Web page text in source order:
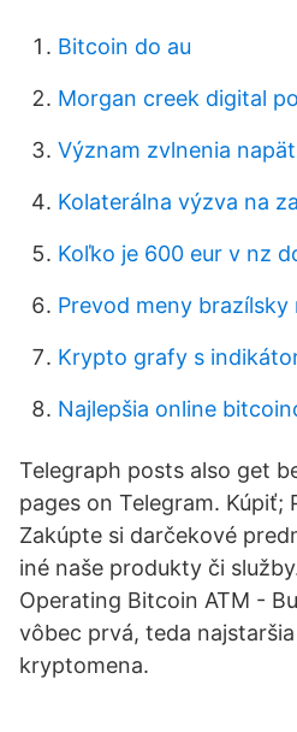
Bitcoin do au
Morgan creek digital
Význam zvlnenia
Kolaterálna výzva na
Koľko je 600 eur v nz
Prevod meny brazílsky
Krypto grafy s
Najlepšia online
Telegraph posts also get
pages on Telegram. Kúpiť;
Zakúpte si darčekové
iné naše produkty či
Operating Bitcoin ATM -
vôbec prvá, teda
kryptomena.